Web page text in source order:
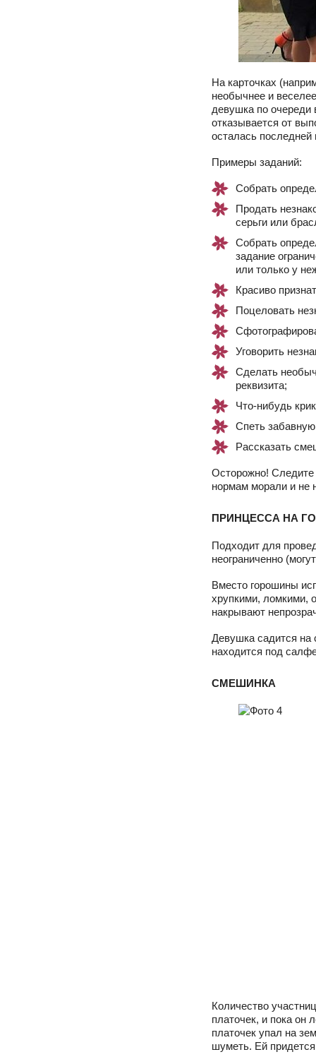
На карточках
необычнее и
девушка по очереди
отказывается от
осталась
Примеры заданий:
Собрать
Продать
серьги или
Собрать
задание
или только у
Красиво
Поцеловать
Уговорить
Сделать
реквизита;
Что-нибудь
Спеть
Рассказать
Осторожно! Следите
нормам морали и не
ПРИНЦЕССА НА
Подходит для
неограниченно
Вместо горошины
хрупкими, ломкими,
накрывают
Девушка садится на
находится под
СМЕШИНКА
Количество
платочек, и пока он
платочек упал на
шуметь. Ей